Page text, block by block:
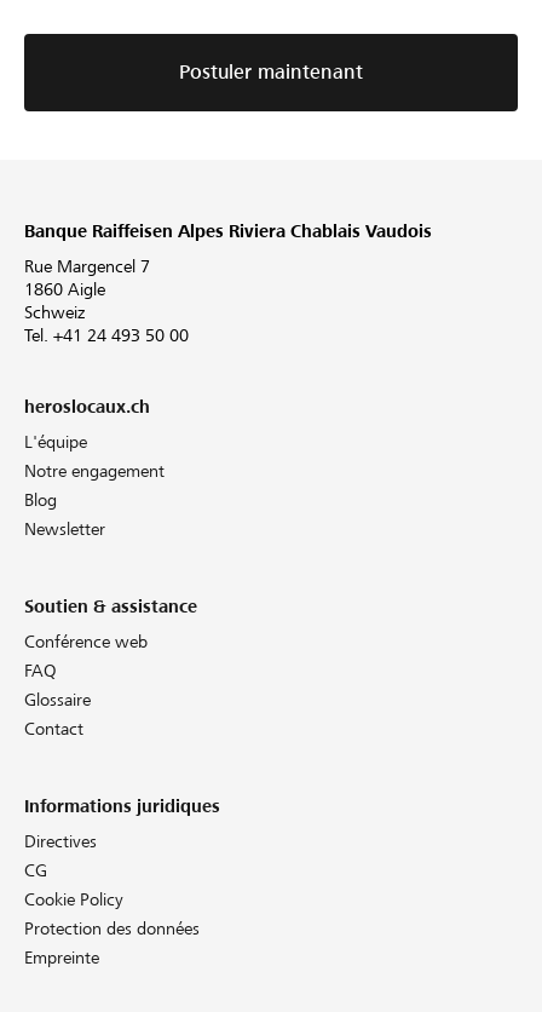
Postuler maintenant
Banque Raiffeisen Alpes Riviera Chablais Vaudois
Rue Margencel 7
1860 Aigle
Schweiz
Tel. +41 24 493 50 00
heroslocaux.ch
L'équipe
Notre engagement
Blog
Newsletter
Soutien & assistance
Conférence web
FAQ
Glossaire
Contact
Informations juridiques
Directives
CG
Cookie Policy
Protection des données
Empreinte